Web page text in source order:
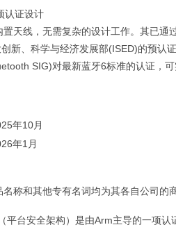
认证设计
置天线，无需复杂的设计工作。其已
新、科学与经济发展部(ISED)的预认
SIG)对最新蓝牙6标准的认证，
年10月
年1月
称和其他专有名词均为其各自公司的
平台安全架构）是由Arm主导的一项